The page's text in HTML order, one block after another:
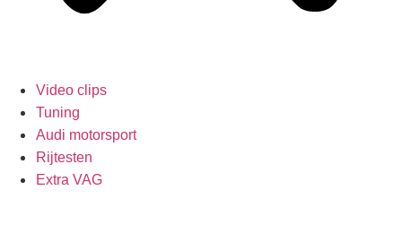
Video clips
Tuning
Audi motorsport
Rijtesten
Extra VAG